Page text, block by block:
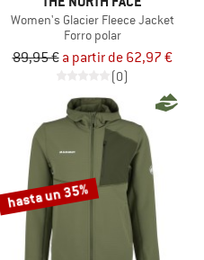
Women's Glacier Fleece Jacket
Forro polar
89,95 € a partir de 62,97 €
(0)
hasta un 35%